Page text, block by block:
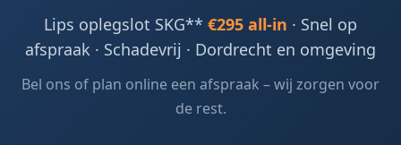
Lips oplegslot SKG** €295 all-in · Snel op
afspraak · Schadevrij · Dordrecht en omgeving
Bel ons of plan online een afspraak – wij zorgen voor
de rest.